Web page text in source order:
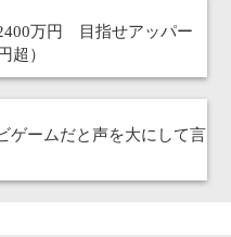
万円 目指せアッパー
超）
ゲームだと声を大にして言